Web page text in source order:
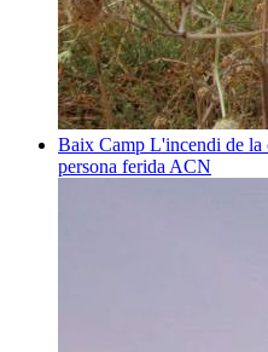
Baix Camp L'incendi de la
persona ferida ACN